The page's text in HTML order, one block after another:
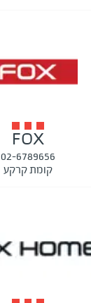
FOX
02-6789656
קומת קרקע